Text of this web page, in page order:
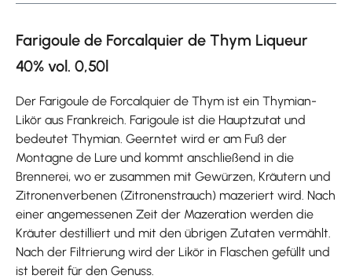
Farigoule de Forcalquier de Thym Liqueur
40% vol. 0,50l
Der Farigoule de Forcalquier de Thym ist ein Thymian-
Likör aus Frankreich. Farigoule ist die Hauptzutat und
bedeutet Thymian. Geerntet wird er am Fuß der
Montagne de Lure und kommt anschließend in die
Brennerei, wo er zusammen mit Gewürzen, Kräutern und
Zitronenverbenen (Zitronenstrauch) mazeriert wird. Nach
einer angemessenen Zeit der Mazeration werden die
Kräuter destilliert und mit den übrigen Zutaten vermählt.
Nach der Filtrierung wird der Likör in Flaschen gefüllt und
ist bereit für den Genuss.